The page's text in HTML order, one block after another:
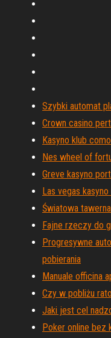
Szybki automat
Crown casino
Kasyno klub
Nes wheel of
Greve kasyno
Las vegas
Światowa
Fajne rzeczy do
Progresywne
pobierania
Manuale officina
Czy w pobliżu
Jaki jest cel
Poker online bez